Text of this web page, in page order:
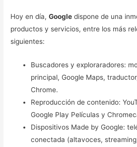
Hoy en día,Google dispone de una
productos y servicios, entre los más
siguientes:
Buscadores y exploraradores:
principal, Google Maps,
Chrome.
Reproducción de contenido:
Google Play Películas y
Dispositivos Made by Google:
conectada (altavoces,